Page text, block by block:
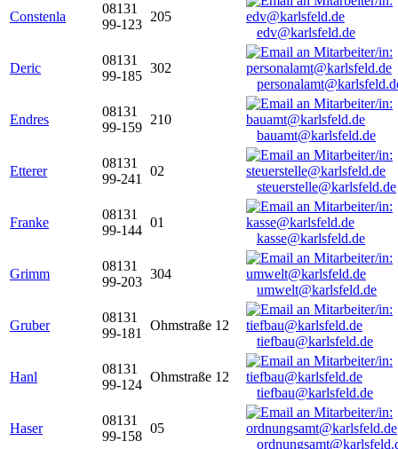
Constenla
08131
99-123
205
edv@karlsfeld.de
Deric
08131
99-185
302
Endres
08131
99-159
210
bauamt@karlsfeld.de
Etterer
08131
99-241
02
steuerstelle@karlsfeld.de
Franke
08131
99-144
01
kasse@karlsfeld.de
Grimm
08131
99-203
304
umwelt@karlsfeld.de
Gruber
08131
99-181
Ohmstraße 12
tiefbau@karlsfeld.de
Hanl
08131
99-124
Ohmstraße 12
tiefbau@karlsfeld.de
Haser
08131
99-158
05